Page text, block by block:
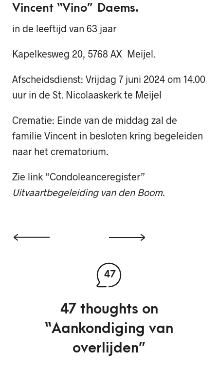
Vincent “Vino” Daems.
in de leeftijd van 63 jaar
Kapelkesweg 20, 5768 AX Meijel.
Afscheidsdienst: Vrijdag 7 juni 2024 om 14.00
uur in de St. Nicolaaskerk te Meijel
Crematie: Einde van de middag zal de
familie Vincent in besloten kring begeleiden
naar het crematorium.
Zie link “Condoleanceregister”
Uitvaartbegeleiding van den Boom.
47
47 thoughts on
“Aankondiging van
overlijden”